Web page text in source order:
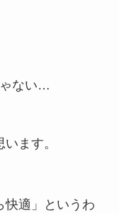
ない…
ます。
快適」というわ